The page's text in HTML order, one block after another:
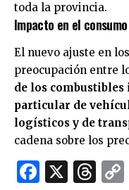
toda la provincia.
Impacto en el
El nuevo ajuste en
preocupación entre
de los combustibles
particular de
logísticos y de
cadena sobre los
X